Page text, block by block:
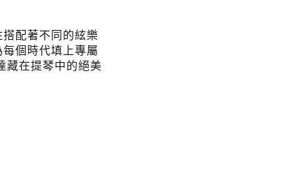
配著不同的絃樂
個時代填上專屬
藏在提琴中的絕美